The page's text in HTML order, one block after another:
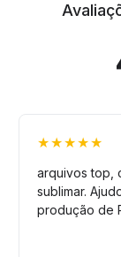
★★★★★
arquivos top,
sublimar.
produção de